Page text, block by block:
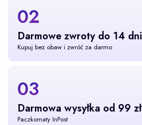
02
Darmowe zwroty do 14 dni
Kupuj bez obaw i zwróć za darmo
03
Darmowa wysyłka od 99 zł
Paczkomaty InPost